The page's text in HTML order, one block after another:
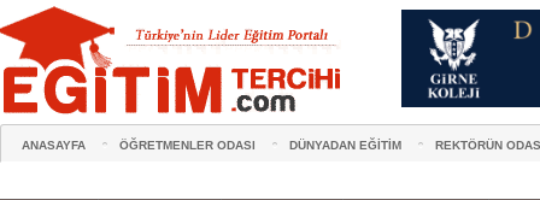
ANASAYFA ÖĞRETMENLER ODASI DÜNYADAN EĞİTİM REKTÖRÜN